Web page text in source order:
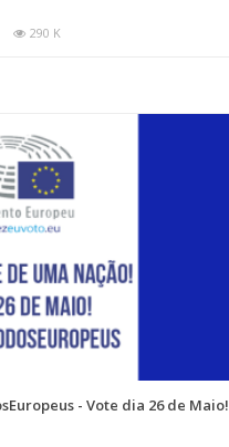
290 K
- Vote dia 26 de Maio!